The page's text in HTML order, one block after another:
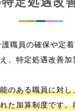
職員の確保や定着
、特定処遇改善加
のある職員に対
た加算制度です